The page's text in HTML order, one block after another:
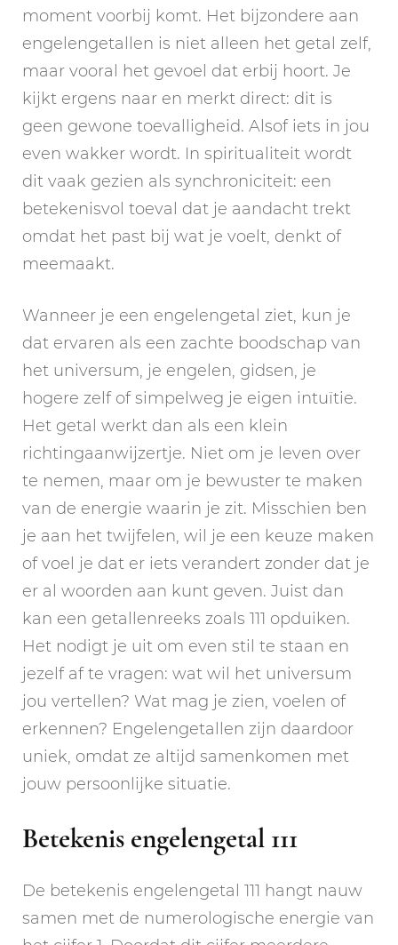
moment voorbij komt. Het bijzondere aan
engelengetallen is niet alleen het getal zelf,
maar vooral het gevoel dat erbij hoort. Je
kijkt ergens naar en merkt direct: dit is
geen gewone toevalligheid. Alsof iets in jou
even wakker wordt. In spiritualiteit wordt
dit vaak gezien als synchroniciteit: een
betekenisvol toeval dat je aandacht trekt
omdat het past bij wat je voelt, denkt of
meemaakt.
Wanneer je een engelengetal ziet, kun je
dat ervaren als een zachte boodschap van
het universum, je engelen, gidsen, je
hogere zelf of simpelweg je eigen intuïtie.
Het getal werkt dan als een klein
richtingaanwijzertje. Niet om je leven over
te nemen, maar om je bewuster te maken
van de energie waarin je zit. Misschien ben
je aan het twijfelen, wil je een keuze maken
of voel je dat er iets verandert zonder dat je
er al woorden aan kunt geven. Juist dan
kan een getallenreeks zoals 111 opduiken.
Het nodigt je uit om even stil te staan en
jezelf af te vragen: wat wil het universum
jou vertellen? Wat mag je zien, voelen of
erkennen? Engelengetallen zijn daardoor
uniek, omdat ze altijd samenkomen met
jouw persoonlijke situatie.
Betekenis engelengetal 111
De betekenis engelengetal 111 hangt nauw
samen met de numerologische energie van